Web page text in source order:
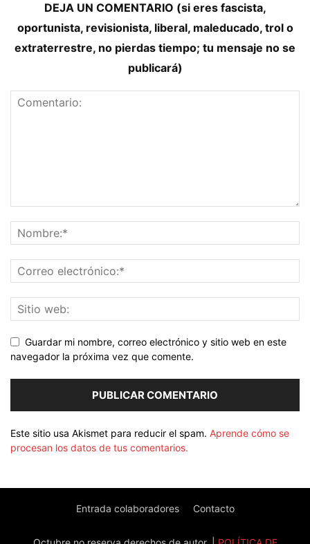
DEJA UN COMENTARIO (si eres fascista,
oportunista, revisionista, liberal, maleducado, trol o
extraterrestre, no pierdas tiempo; tu mensaje no se
publicará)
Guardar mi nombre, correo electrónico y sitio web en este
navegador la próxima vez que comente.
Este sitio usa Akismet para reducir el spam. Aprende cómo se
procesan los datos de tus comentarios.
Entrada colaboradores Contacto